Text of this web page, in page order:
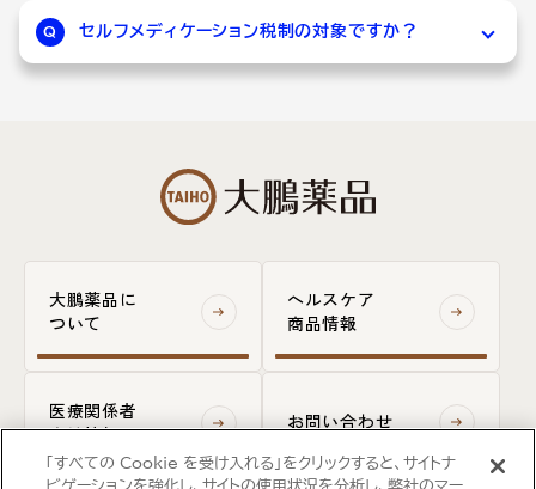
Q セルフメディケーション税制の対象ですか？
A
ゼノールシリーズはセルフメディケーション税制
大鵬薬品に
ついて
ヘルスケア
商品情報
医療関係者
向け情報
お問い合わせ
「すべての Cookie を受け入れる」をクリックすると、サイトナ